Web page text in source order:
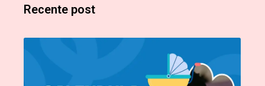
Recente post